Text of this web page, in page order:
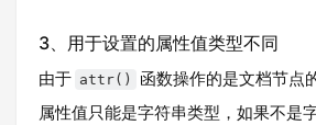
3、用于设置的属性值类型不同
由于 attr()
函数操作的是文档节点
属性值只能是字符串类型，如果不是